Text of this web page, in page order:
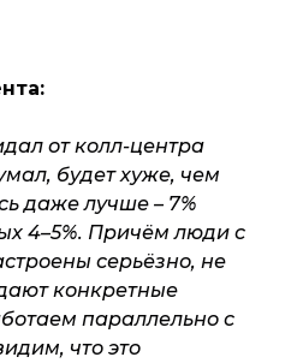
от колл-центра
будет хуже, чем
даже лучше – 7%
4–5%. Причём люди с
серьёзно, не
конкретные
параллельно с
что это